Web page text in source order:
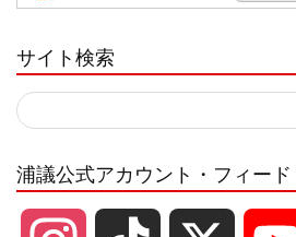
サイト検索
浦議公式アカウント・フィード